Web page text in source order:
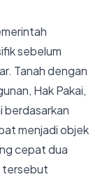
sebelum
Tanah dengan
Hak Pakai,
berdasarkan
menjadi objek
cepat dua
tersebut